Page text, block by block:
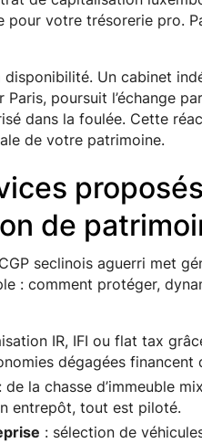
pour votre trésorerie pro.
Un cabinet
poursuit l’échange
dans la foulée. Cette
de votre patrimoine.
de
seclinois aguerri met
: comment protéger,
IR, IFI ou flat tax
dégagées financent
: de la chasse d’immeuble
entrepôt, tout est piloté.
: sélection de